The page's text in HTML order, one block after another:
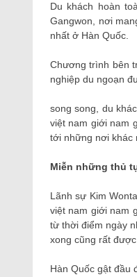
Du khách hoàn
Gangwon, nơi
nhất ở Hàn Quốc.
Chương trình bên
nghiệp du ngoạn
song song, du
việt nam giới nam
tới những nơi khác
Miễn những thủ
Lãnh sự Kim
việt nam giới nam
từ thời điểm ngày
xong cũng rất được
Hàn Quốc gật đầu